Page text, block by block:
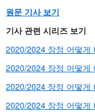
원문 기사 보기
기사 관련 시리즈 보기
2020/2024 장정 어떻게
2020/2024 장정 어떻게
2020/2024 장정 어떻게
2020/2024 장정 어떻게